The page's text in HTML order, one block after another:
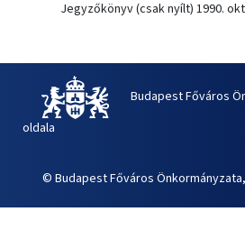
Jegyzőkönyv (csak nyílt) 1990.
Budapest Főváros
oldala
© Budapest Főváros